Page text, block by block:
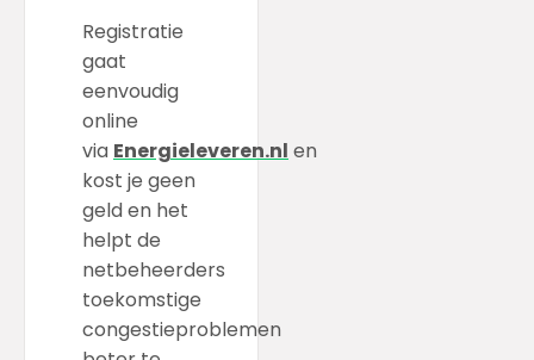
Registratie
gaat
eenvoudig
online
via Energieleveren.nl en
kost je geen
geld en het
helpt de
netbeheerders
toekomstige
congestieproblemen